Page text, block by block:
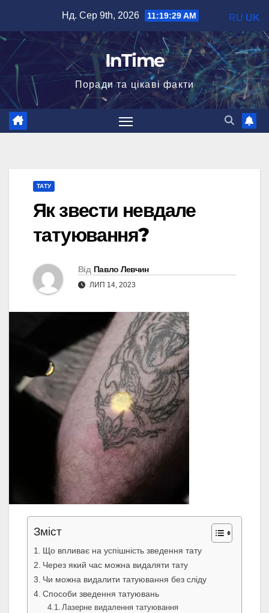
вмісту
Нд. Сер 9th, 2026 11:19:30 AM
InTime
Поради та цікаві факти
ТАТУ
Як звести невдале
татуювання?
Від Павло Левчин
ЛИП 14, 2023
Зміст
Що впливає на успішність зведення тату
Через який час можна видаляти тату
Чи можна видалити татуювання без сліду
Способи зведення татуювань
Лазерне видалення татуювання
RU UK